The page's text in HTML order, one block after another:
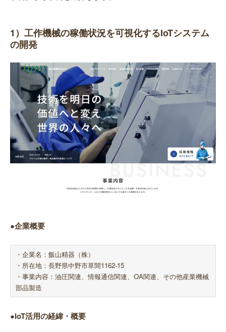
1）工作機械の稼働状況を可視化するIoTシステム
の開発
●企業概要
・企業名：飯山精器（株）
・所在地：長野県中野市草間1162-15
・事業内容：油圧関連、情報通信関連、OA関連、その他産業機械
部品製造
●IoT活用の経緯・概要